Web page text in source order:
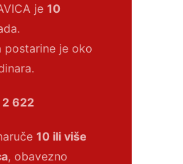
je 10
postarine je oko
622
10 ili više
, obavezno